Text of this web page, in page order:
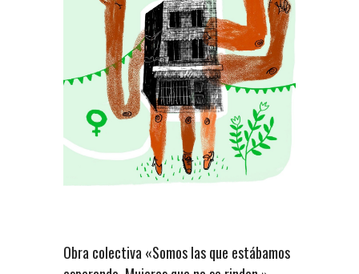
Obra colectiva «Somos las que estábamos